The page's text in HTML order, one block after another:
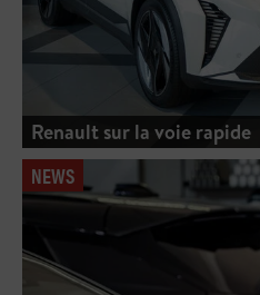
Renault sur la voie rapide
NEWS